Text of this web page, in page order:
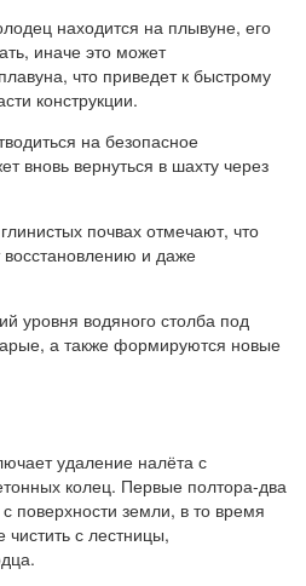
находится на плывуне, его
иначе это может
что приведет к быстрому
конструкции.
на безопасное
вновь вернуться в шахту через
почвах отмечают, что
восстановлению и даже
уровня водяного столба под
а также формируются новые
удаление налёта с
колец. Первые полтора-два
поверхности земли, в то время
чистить с лестницы,